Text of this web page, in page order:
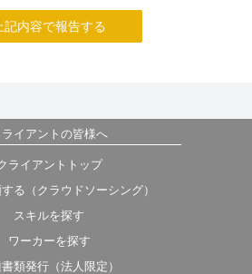
記内容で報告する
ライアントの皆様へ
ライアントトップ
る（クラウドソーシング）
スキルを探す
ワーカーを探す
類発行（法人限定）